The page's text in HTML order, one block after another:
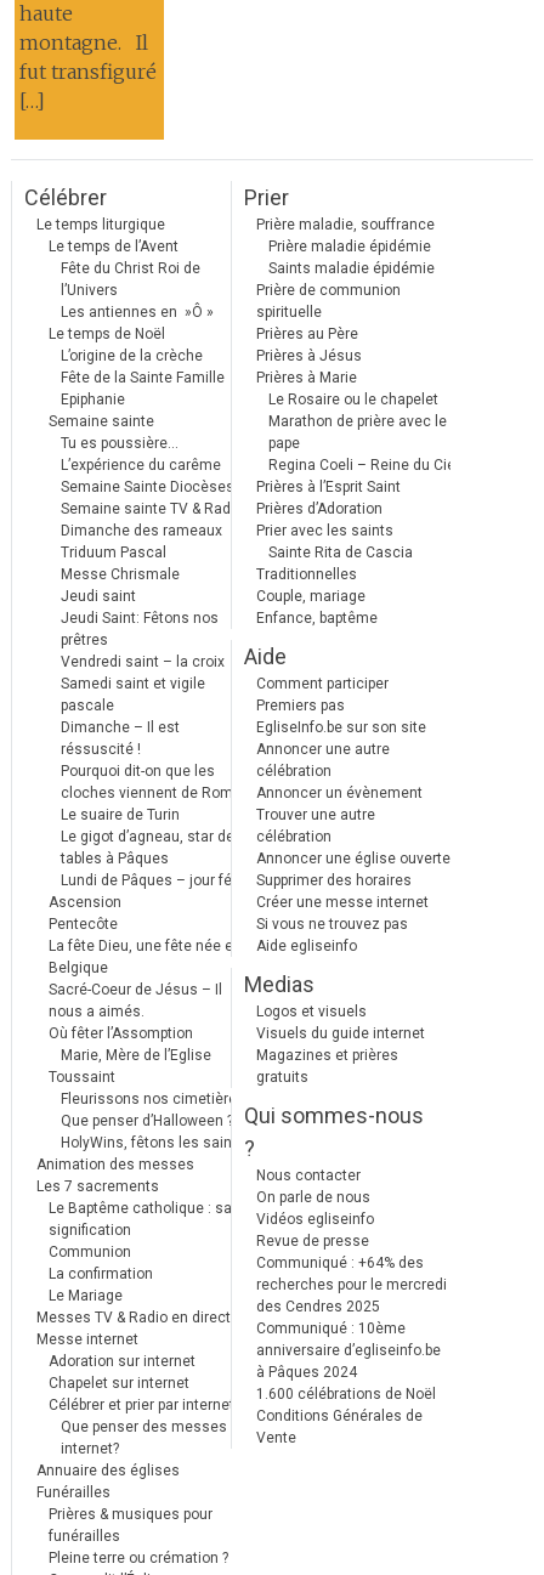
haute
montagne. Il
fut transfiguré
[…]
Célébrer
Le temps liturgique
Le temps de l’Avent
Fête du Christ Roi de
l’Univers
Les antiennes en »Ô »
Le temps de Noël
L’origine de la crèche
Fête de la Sainte Famille
Epiphanie
Semaine sainte
Tu es poussière…
L’expérience du carême
Semaine Sainte Diocèses
Semaine sainte TV & Radio
Dimanche des rameaux
Triduum Pascal
Messe Chrismale
Jeudi saint
Jeudi Saint: Fêtons nos
prêtres
Vendredi saint – la croix
Samedi saint et vigile
pascale
Dimanche – Il est
réssuscité !
Pourquoi dit-on que les
cloches viennent de Rome ?
Le suaire de Turin
Le gigot d’agneau, star des
tables à Pâques
Lundi de Pâques – jour férié
Ascension
Pentecôte
La fête Dieu, une fête née en
Belgique
Sacré-Coeur de Jésus – Il
nous a aimés.
Où fêter l’Assomption
Marie, Mère de l’Eglise
Toussaint
Fleurissons nos cimetières
Que penser d’Halloween ?
HolyWins, fêtons les saints !
Animation des messes
Les 7 sacrements
Le Baptême catholique : sa
signification
Communion
La confirmation
Le Mariage
Messes TV & Radio en direct
Messe internet
Adoration sur internet
Chapelet sur internet
Célébrer et prier par internet
Que penser des messes
internet?
Annuaire des églises
Funérailles
Prières & musiques pour
funérailles
Pleine terre ou crémation ?
Prier
Prière maladie, souffrance
Prière maladie épidémie
Saints maladie épidémie
Prière de communion
spirituelle
Prières au Père
Prières à Jésus
Prières à Marie
Le Rosaire ou le chapelet
Marathon de prière avec le
pape
Regina Coeli – Reine du Ciel
Prières à l’Esprit Saint
Prières d’Adoration
Prier avec les saints
Sainte Rita de Cascia
Traditionnelles
Couple, mariage
Enfance, baptême
Aide
Comment participer
Premiers pas
EgliseInfo.be sur son site
Annoncer une autre
célébration
Annoncer un évènement
Trouver une autre
célébration
Annoncer une église ouverte
Supprimer des horaires
Créer une messe internet
Si vous ne trouvez pas
Aide egliseinfo
Medias
Logos et visuels
Visuels du guide internet
Magazines et prières
gratuits
Qui sommes-nous
?
Nous contacter
On parle de nous
Vidéos egliseinfo
Revue de presse
Communiqué : +64% des
recherches pour le mercredi
des Cendres 2025
Communiqué : 10ème
anniversaire d’egliseinfo.be
à Pâques 2024
1.600 célébrations de Noël
Conditions Générales de
Vente